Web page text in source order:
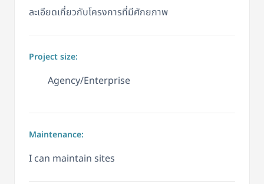
ละเอียดเกี่ยวกับโครงการที่มีศักยภาพ
Project size:
Agency/Enterprise
Maintenance:
I can maintain sites